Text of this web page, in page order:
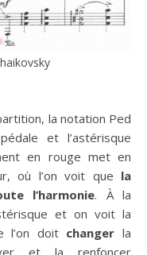
la notation Ped
et l’astérisque
en rouge met en
où l’on voit que la
l’harmonie. À la
et on voit la
l’on doit changer la
et la renfoncer